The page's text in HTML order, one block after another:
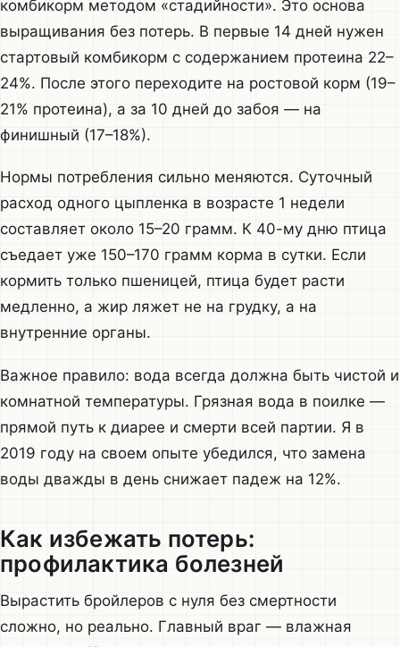
комбикорм методом «стадийности». Это основа
выращивания без потерь. В первые 14 дней нужен
стартовый комбикорм с содержанием протеина 22–
24%. После этого переходите на ростовой корм (19–
21% протеина), а за 10 дней до забоя — на
финишный (17–18%).
Нормы потребления сильно меняются. Суточный
расход одного цыпленка в возрасте 1 недели
составляет около 15–20 грамм. К 40-му дню птица
съедает уже 150–170 грамм корма в сутки. Если
кормить только пшеницей, птица будет расти
медленно, а жир ляжет не на грудку, а на
внутренние органы.
Важное правило: вода всегда должна быть чистой и
комнатной температуры. Грязная вода в поилке —
прямой путь к диарее и смерти всей партии. Я в
2019 году на своем опыте убедился, что замена
воды дважды в день снижает падеж на 12%.
Как избежать потерь:
профилактика болезней
Вырастить бройлеров с нуля без смертности
сложно, но реально. Главный враг — влажная